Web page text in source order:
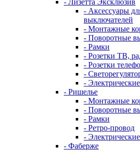
- Лизетта Эксклюзив
- Аксессуары
выключателей
- Монтажные
- Поворотные
- Рамки
- Розетки ТВ,
- Розетки
-
-
- Ришелье
- Монтажные
- Поворотные
- Рамки
- Ретро-провод
-
- Фаберже